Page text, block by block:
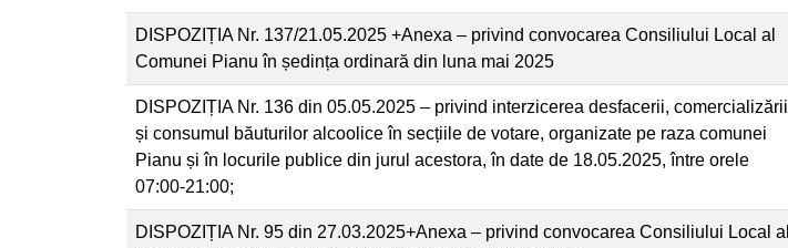
DISPOZIȚIA Nr. 137/21.05.2025 +Anexa – privind convocarea Consiliului Local al
Comunei Pianu în ședința ordinară din luna mai 2025
DISPOZIȚIA Nr. 136 din 05.05.2025 – privind interzicerea desfacerii, comercializării
și consumul băuturilor alcoolice în secțiile de votare, organizate pe raza comunei
Pianu și în locurile publice din jurul acestora, în date de 18.05.2025, între orele
07:00-21:00;
DISPOZIȚIA Nr. 95 din 27.03.2025+Anexa – privind convocarea Consiliului Local al